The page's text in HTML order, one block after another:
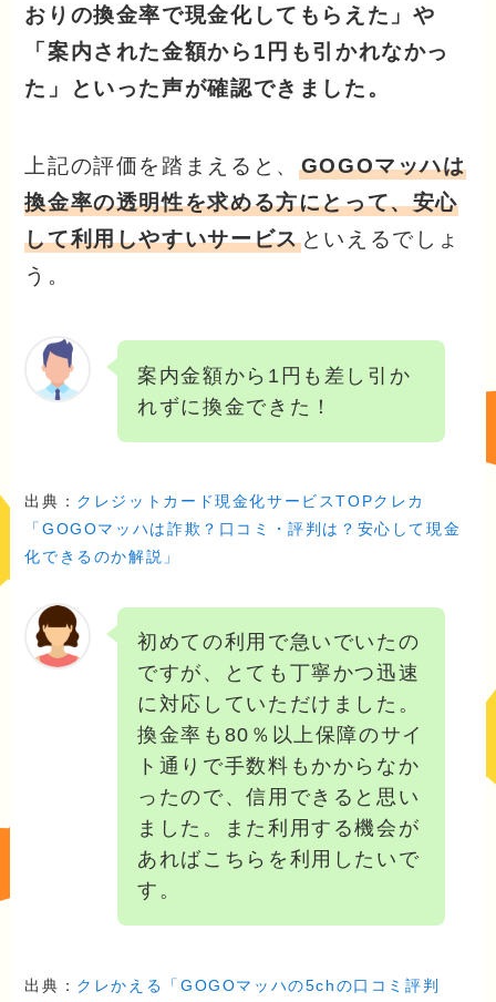
おりの換金率で現金化してもらえた」や
「案内された金額から1円も引かれなかっ
た」といった声が確認できました。
上記の評価を踏まえると、 GOGOマッハは
換金率の透明性を求める方にとって、安心
して利用しやすいサービスといえるでしょ
う。
案内金額から1円も差し引か
れずに換金できた！
出典： クレジットカード現金化サービスTOPクレカ
「GOGOマッハは詐欺？口コミ・評判は？安心して現金
化できるのか解説」
初めての利用で急いでいたの
ですが、とても丁寧かつ迅速
に対応していただけました。
換金率も80％以上保障のサイ
ト通りで手数料もかからなか
ったので、信用できると思い
ました。また利用する機会が
あればこちらを利用したいで
す。
出典： クレかえる「GOGOマッハの5chの口コミ評判